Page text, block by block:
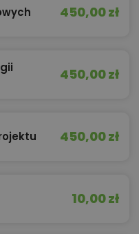
450,00 zł
450,00 zł
450,00 zł
10,00 zł